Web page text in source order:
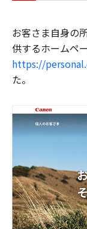
お客さま自身の
供するホームペ
https://
た。